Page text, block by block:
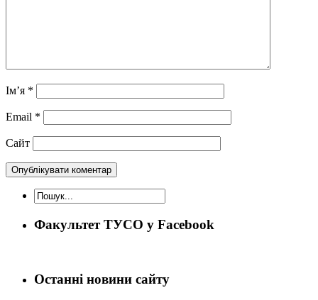
Ім’я *
Email *
Сайт
Факультет ТУСО у Facebook
Останні новини сайту